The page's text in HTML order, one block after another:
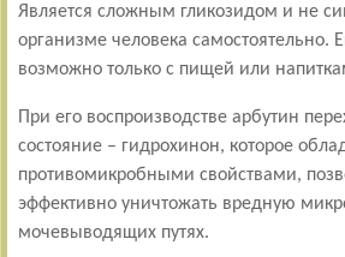
Является сложным гликозидом и не
организме человека самостоятельно.
возможно только с пищей или
При его воспроизводстве арбутин
состояние – гидрохинон, которое
противомикробными свойствами,
эффективно уничтожать вредную
мочевыводящих путях.